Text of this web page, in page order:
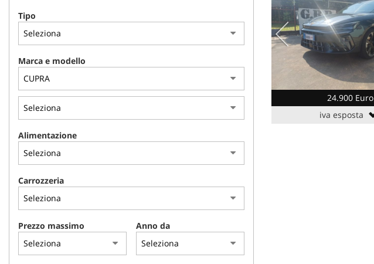
Tipo
Marca e modello
Alimentazione
Carrozzeria
Prezzo massimo Anno da
24.900 Euro
iva esposta